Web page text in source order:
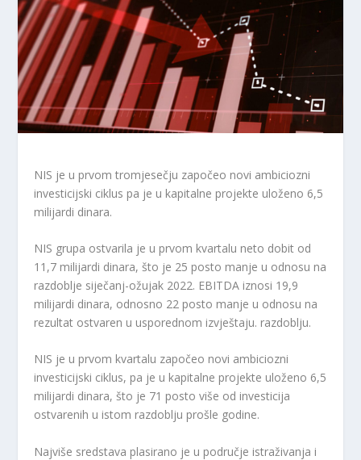
NIS je u prvom tromjesečju započeo novi ambiciozni
investicijski ciklus pa je u kapitalne projekte uloženo 6,5
milijardi dinara.
NIS grupa ostvarila je u prvom kvartalu neto dobit od
11,7 milijardi dinara, što je 25 posto manje u odnosu na
razdoblje siječanj-ožujak 2022. EBITDA iznosi 19,9
milijardi dinara, odnosno 22 posto manje u odnosu na
rezultat ostvaren u usporednom izvještaju. razdoblju.
NIS je u prvom kvartalu započeo novi ambiciozni
investicijski ciklus, pa je u kapitalne projekte uloženo 6,5
milijardi dinara, što je 71 posto više od investicija
ostvarenih u istom razdoblju prošle godine.
Najviše sredstava plasirano je u područje istraživanja i